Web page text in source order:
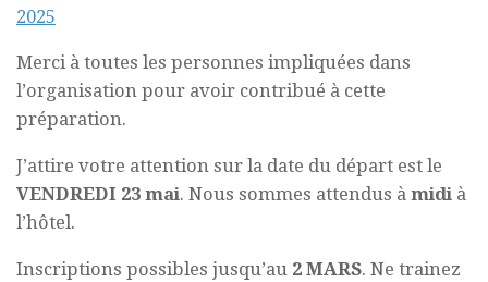
2025
Merci à toutes les personnes impliquées dans
l’organisation pour avoir contribué à cette
préparation.
J’attire votre attention sur la date du départ est le
VENDREDI 23 mai. Nous sommes attendus à midi à
l’hôtel.
Inscriptions possibles jusqu’au 2 MARS. Ne trainez